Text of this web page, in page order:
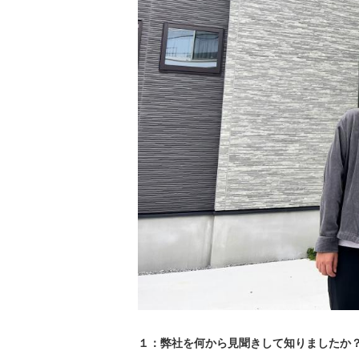
１：弊社を何から見聞きして知りましたか